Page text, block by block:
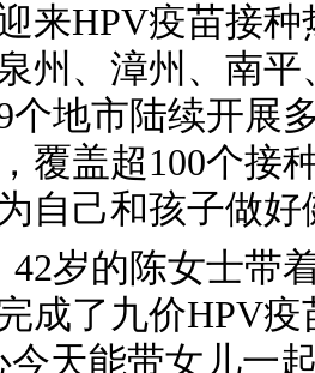
来HPV疫苗接
州 、 漳州 、 南平
个地市陆续开展
覆盖超100个接
自己和孩子做好
42岁的陈女士带
成了九价HPV
今天能带女儿一